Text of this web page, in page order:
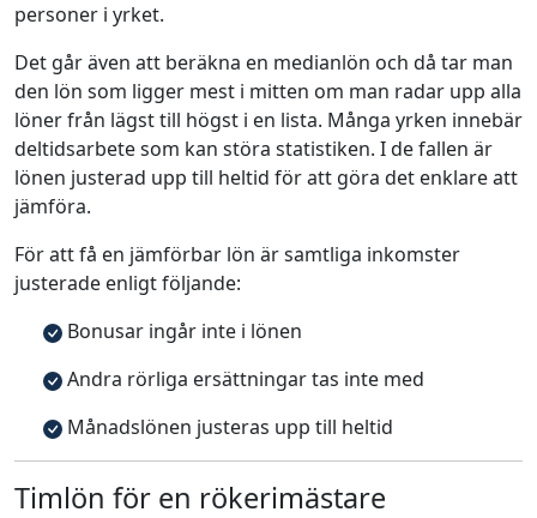
personer i yrket.
Det går även att beräkna en medianlön och då tar man
den lön som ligger mest i mitten om man radar upp alla
löner från lägst till högst i en lista. Många yrken innebär
deltidsarbete som kan störa statistiken. I de fallen är
lönen justerad upp till heltid för att göra det enklare att
jämföra.
För att få en jämförbar lön är samtliga inkomster
justerade enligt följande:
Bonusar ingår inte i lönen
Andra rörliga ersättningar tas inte med
Månadslönen justeras upp till heltid
Timlön för en rökerimästare